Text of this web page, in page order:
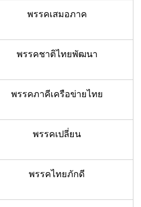
พรรคเสมอภาค
พรรคชาติไทยพัฒนา
พรรคภาคีเครือข่ายไทย
พรรคเปลี่ยน
พรรคไทยภักดี